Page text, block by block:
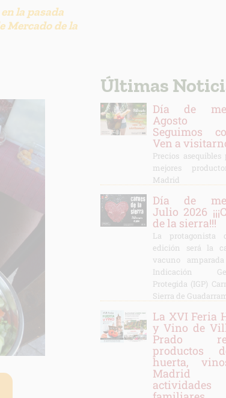
la pasada
Mercado de la
Últimas
Día de
Agosto
Seguimos
Ven a
Precios asequibles
mejores
Madrid
Día de
Julio 2026
de la sierra!!!
La protagonista
edición será la
vacuno
Indicación
Protegida (IGP)
Sierra de
La XVI Feria
y Vino de
Prado
productos
huerta,
actividades